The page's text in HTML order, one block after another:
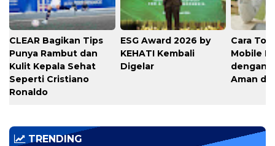
CLEAR Bagikan Tips
Punya Rambut dan
Kulit Kepala Sehat
Seperti Cristiano
Ronaldo
ESG Award 2026 by
KEHATI Kembali
Digelar
Cara
Mobile
dengan
Aman di
TRENDING